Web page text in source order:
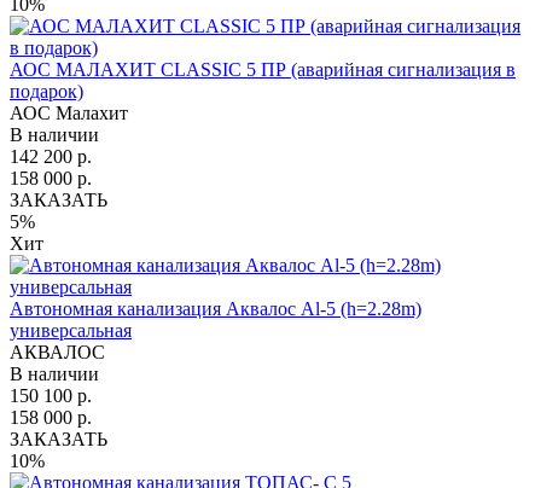
АОС МАЛАХИТ CLASSIC 5 ПР (аварийная сигнализация в
подарок)
АОС Малахит
В наличии
142 200 р.
158 000 р.
ЗАКАЗАТЬ
5%
Хит
Автономная канализация Аквалос Al-5 (h=2.28m)
универсальная
АКВАЛОС
В наличии
150 100 р.
158 000 р.
ЗАКАЗАТЬ
10%